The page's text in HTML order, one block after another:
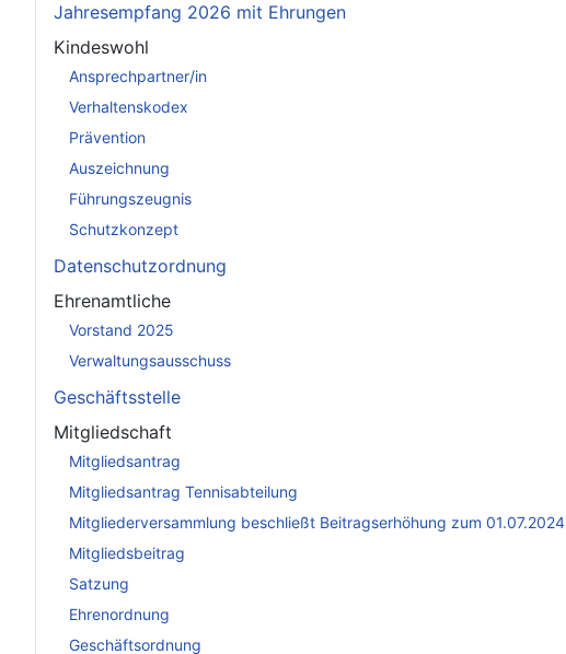
Jahresempfang 2026 mit Ehrungen
Kindeswohl
Ansprechpartner/in
Verhaltenskodex
Prävention
Auszeichnung
Führungszeugnis
Schutzkonzept
Datenschutzordnung
Ehrenamtliche
Vorstand 2025
Verwaltungsausschuss
Geschäftsstelle
Mitgliedschaft
Mitgliedsantrag
Mitgliedsantrag Tennisabteilung
Mitgliederversammlung beschließt Beitragserhöhung zum 01.07.2024
Mitgliedsbeitrag
Satzung
Ehrenordnung
Geschäftsordnung